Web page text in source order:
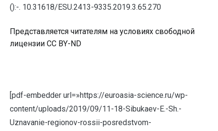
():-. 10.31618/ESU.2413-9335.2019.3.65.270
Представляется читателям на условиях свободной
лицензии CC BY-ND
[pdf-embedder url=»https://euroasia-science.ru/wp-
content/uploads/2019/09/11-18-Sibukaev-E.-Sh.-
Uznavanie-regionov-rossii-posredstvom-